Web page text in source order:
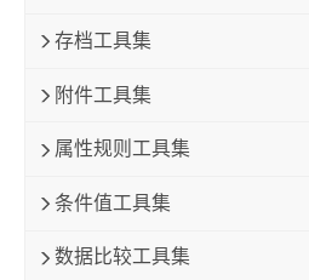
存档工具集
附件工具集
属性规则工具集
条件值工具集
数据比较工具集